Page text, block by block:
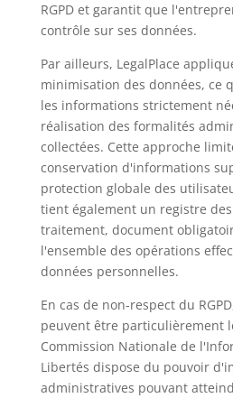
RGPD et garantit que
contrôle sur ses données.
Par ailleurs, LegalPlace
minimisation des données, ce
les informations strictement
réalisation des formalités
collectées. Cette approche
conservation d'informations
protection globale des
tient également un registre
traitement, document
l'ensemble des opérations
données personnelles.
En cas de non-respect du
peuvent être particulièrement
Commission Nationale de
Libertés dispose du pouvoir
administratives pouvant